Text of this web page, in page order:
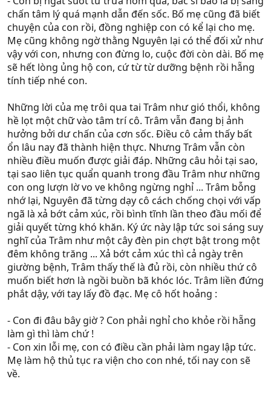
chấn tâm lý quá mạnh dẫn đến sốc. Bố mẹ cũng đã biết
chuyện của con rồi, đồng nghiệp con có kể lại cho mẹ.
Mẹ cũng không ngờ thằng Nguyên lại có thể đối xử như
vậy với con, nhưng con đừng lo, cuộc đời còn dài. Bố mẹ
sẽ hết lòng ủng hộ con, cứ từ từ dưỡng bệnh rồi hẵng
tính tiếp nhé con.
Những lời của mẹ trôi qua tai Trâm như gió thổi, không
hề lọt một chữ vào tâm trí cô. Trâm vẫn đang bị ảnh
hưởng bởi dư chấn của cơn sốc. Điều cô cảm thấy bất
ổn lâu nay đã thành hiện thực. Nhưng Trâm vẫn còn
nhiều điều muốn được giải đáp. Những câu hỏi tại sao,
tại sao liên tục quẩn quanh trong đầu Trâm như những
con ong lượn lờ vo ve không ngừng nghỉ ... Trâm bỗng
nhớ lại, Nguyên đã từng dạy cô cách chống chọi với vấp
ngã là xả bớt cảm xúc, rồi bình tĩnh lần theo đầu mối để
giải quyết từng khó khăn. Ký ức này lập tức soi sáng suy
nghĩ của Trâm như một cây đèn pin chợt bật trong một
đêm không trăng ... Xả bớt cảm xúc thì cả ngày trên
giường bệnh, Trâm thấy thế là đủ rồi, còn nhiều thứ cô
muốn biết hơn là ngồi buồn bã khóc lóc. Trâm liền đứng
phắt dậy, với tay lấy đồ đạc. Mẹ cô hốt hoảng :
- Con đi đâu bây giờ ? Con phải nghỉ cho khỏe rồi hẵng
làm gì thì làm chứ !
- Con xin lỗi mẹ, con có điều cần phải làm ngay lập tức.
Mẹ làm hộ thủ tục ra viện cho con nhé, tối nay con sẽ
về.